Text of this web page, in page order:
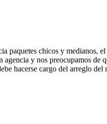
paquetes chicos y medianos,
agencia y nos preocupamos
hacerse cargo del arreglo